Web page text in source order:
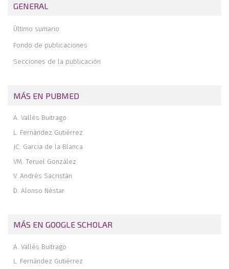
osteotomía de calcáneo los resultados clínicos?
pie zambo neurológico
Rotura aguda del tendón tibial posterior: descripción de un caso
GENERAL
Último sumario
Fondo de publicaciones
Secciones de la publicación
MÁS EN PUBMED
A. Vallés Buitrago
L. Fernández Gutiérrez
JC. Garcia de la Blanca
VM. Teruel González
V. Andrés Sacristán
D. Alonso Néstar
MÁS EN GOOGLE SCHOLAR
A. Vallés Buitrago
L. Fernández Gutiérrez